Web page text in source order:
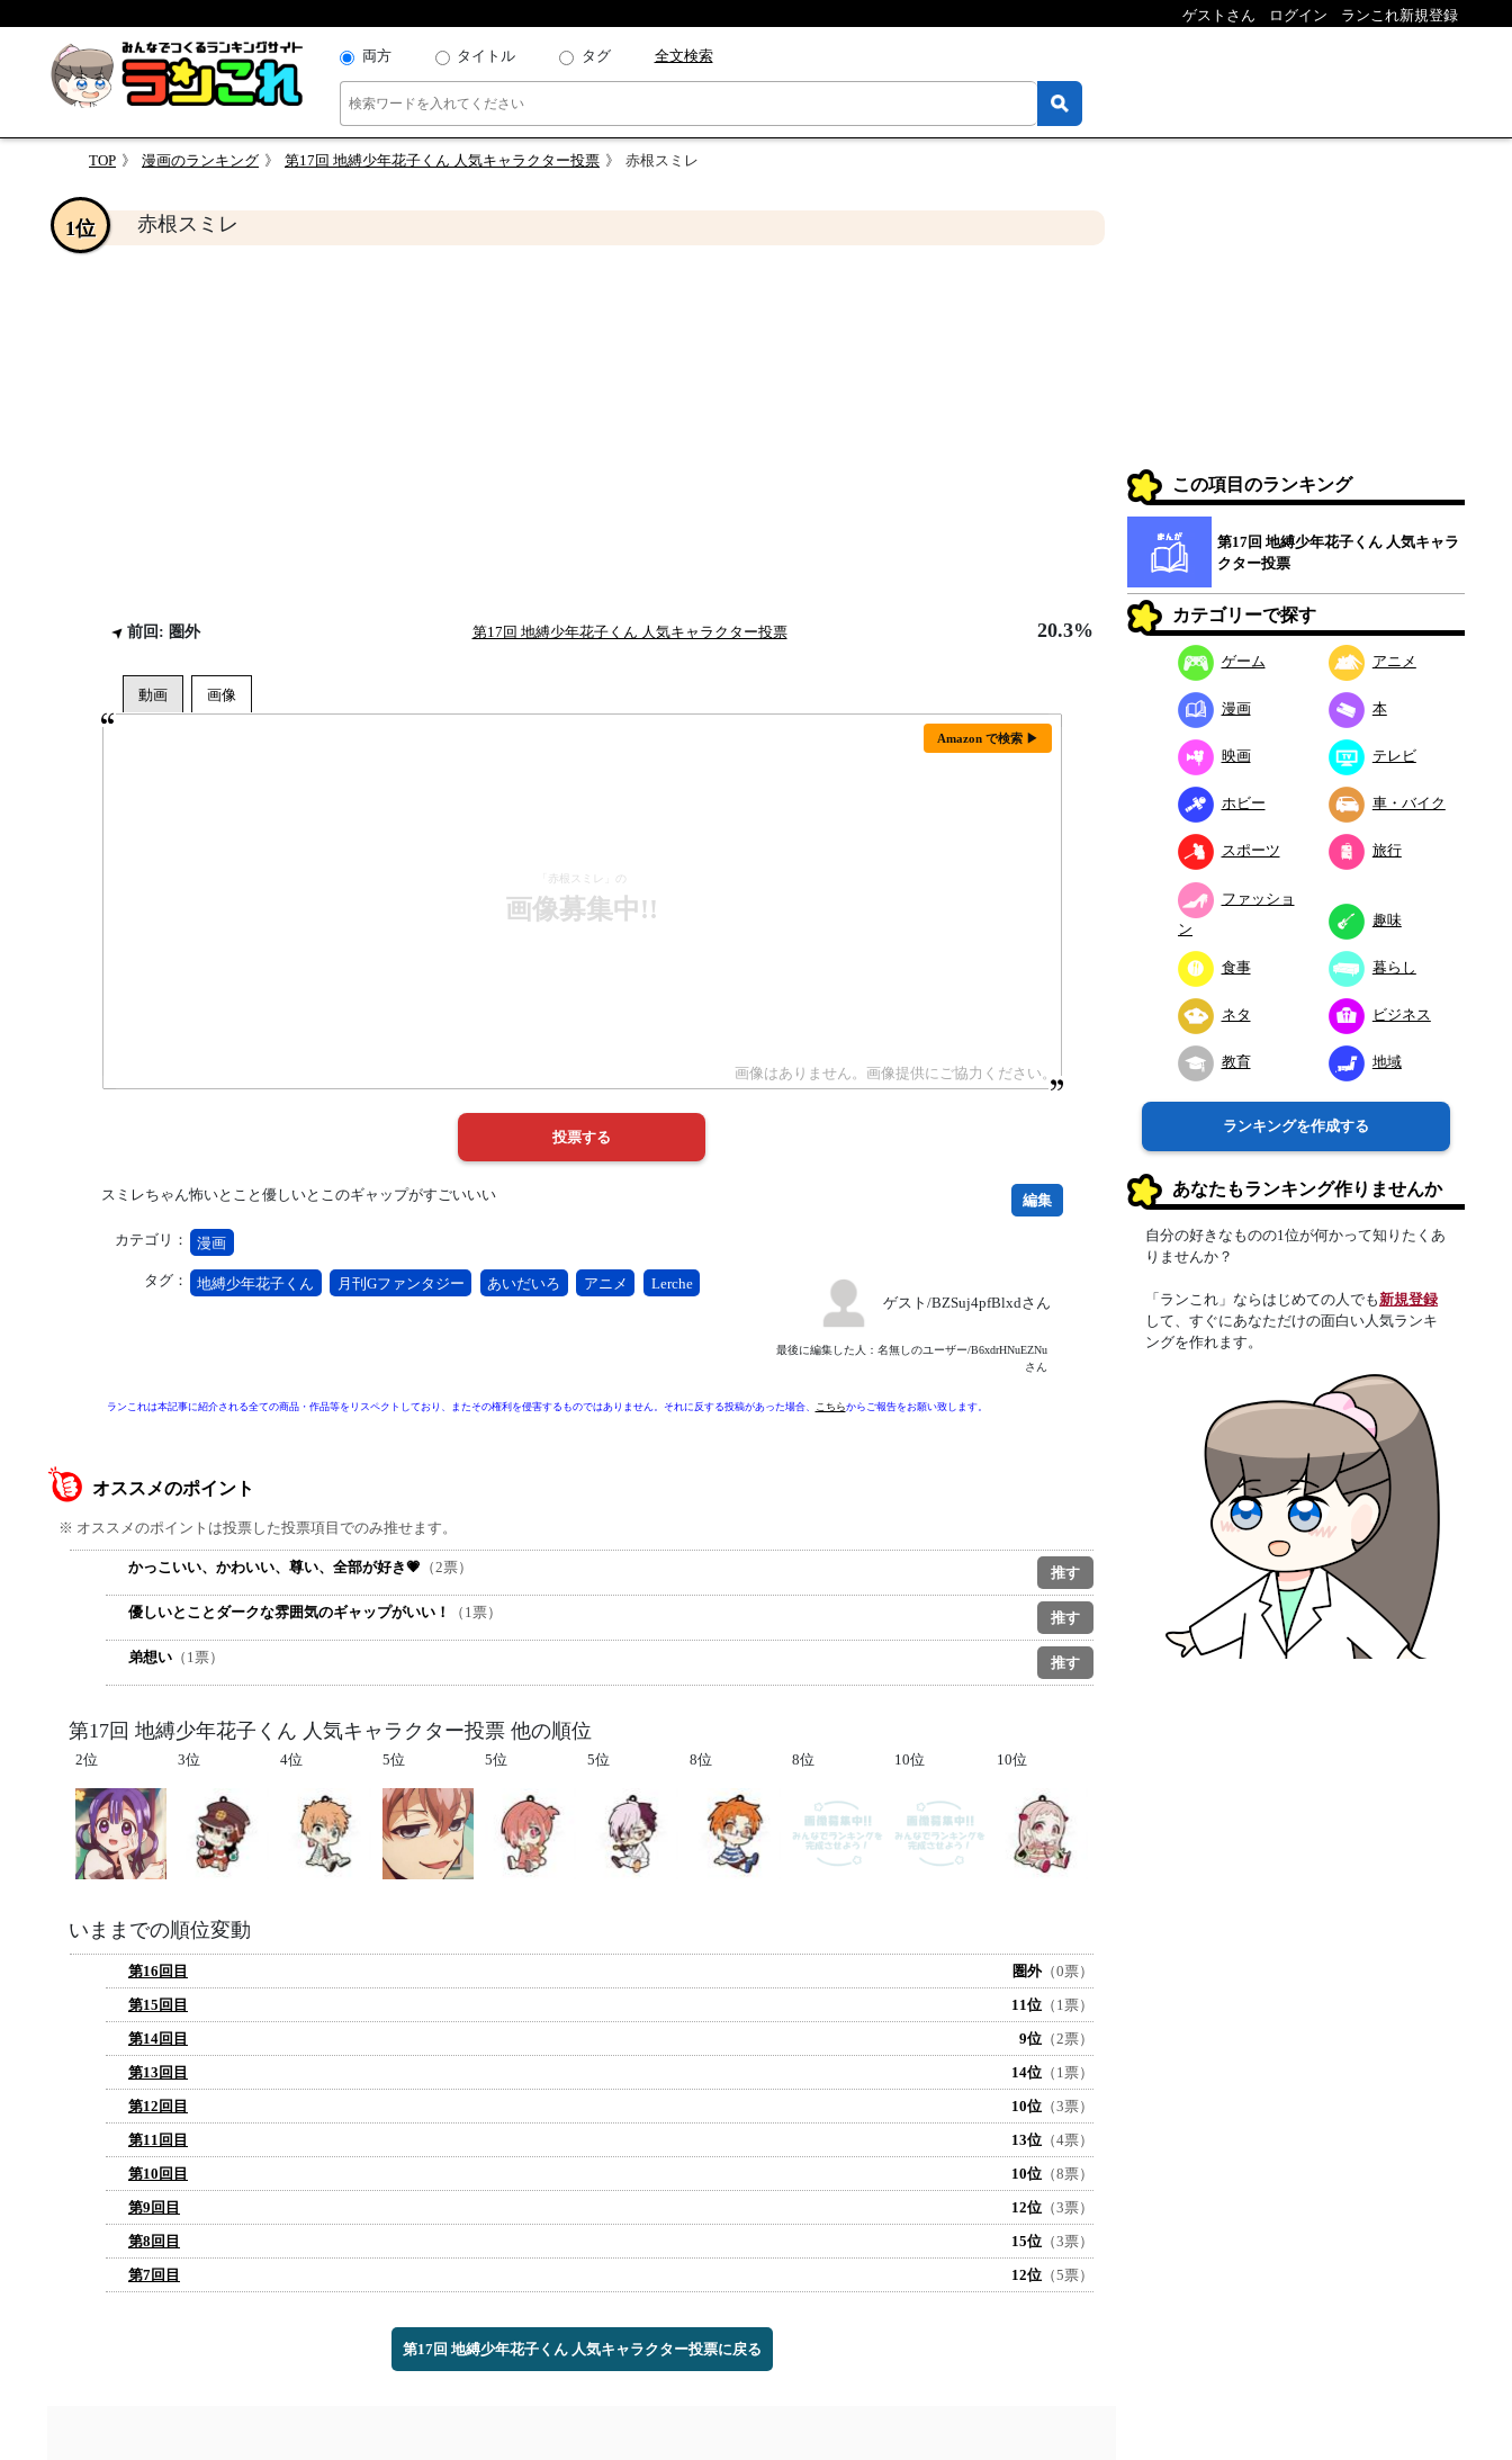
ゲストさん ログイン ランこれ新規登録
両方 タイトル タグ 全文検索
TOP 漫画のランキング 第17回 地縛少年花子くん 人気キャラクター投票 赤根スミレ
赤根スミレ
1位
前回: 圏外 第17回 地縛少年花子くん 人気キャラクター投票 20.3%
Amazon で検索 ▶
「赤根スミレ」の
画像募集中!!
スミレちゃん怖いとこと優しいとこのギャップがすごいいい
カテゴリ： 漫画
タグ： 地縛少年花子くん 月刊Gファンタジー あいだいろ アニメ Lerche
編集
ゲスト/BZSuj4pfBlxdさん
最後に編集した人：名無しのユーザー/B6xdrHNuEZNu
さん
ランこれは本記事に紹介される全ての商品・作品等をリスペクトしており、またその権利を侵害するものではありません。それに反する投稿があった場合、 こちらからご報告をお願い致します。
オススメのポイント
※ オススメのポイントは投票した投票項目でのみ推せます。
かっこいい、かわいい、尊い、全部が好き💗 （2票）
優しいとことダークな雰囲気のギャップがいい！ （1票）
弟想い （1票）
第17回 地縛少年花子くん 人気キャラクター投票 他の順位
2位 3位 4位 5位 5位 5位 8位 8位 10位 10位
いままでの順位変動
第16回目 圏外（0票）
第15回目
11位 （1票）
第14回目
9位 （2票）
第13回目
14位 （1票）
第12回目
10位 （3票）
第11回目
13位 （4票）
第10回目
10位 （8票）
第9回目
12位 （3票）
第8回目
15位 （3票）
第7回目
12位 （5票）
第17回 地縛少年花子くん 人気キャラクター投票に戻る
この項目のランキング
第17回 地縛少年花子くん 人気キャラ
クター投票
カテゴリーで探す
ゲーム アニメ
漫画 本
映画 テレビ
ホビー 車・バイク
スポーツ 旅行
ファッショ
ン
趣味
食事 暮らし
ネタ ビジネス
教育 地域
ランキングを作成する
あなたもランキング作りませんか
自分の好きなものの1位が何かって知りたくあ
りませんか？
「ランこれ」ならはじめての人でも新規登録
して、すぐにあなただけの面白い人気ランキ
ングを作れます。